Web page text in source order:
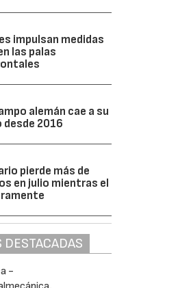
impulsan medidas
las palas
alemán cae a su
desde 2016
pierde más de
en julio mientras el
DESTACADAS